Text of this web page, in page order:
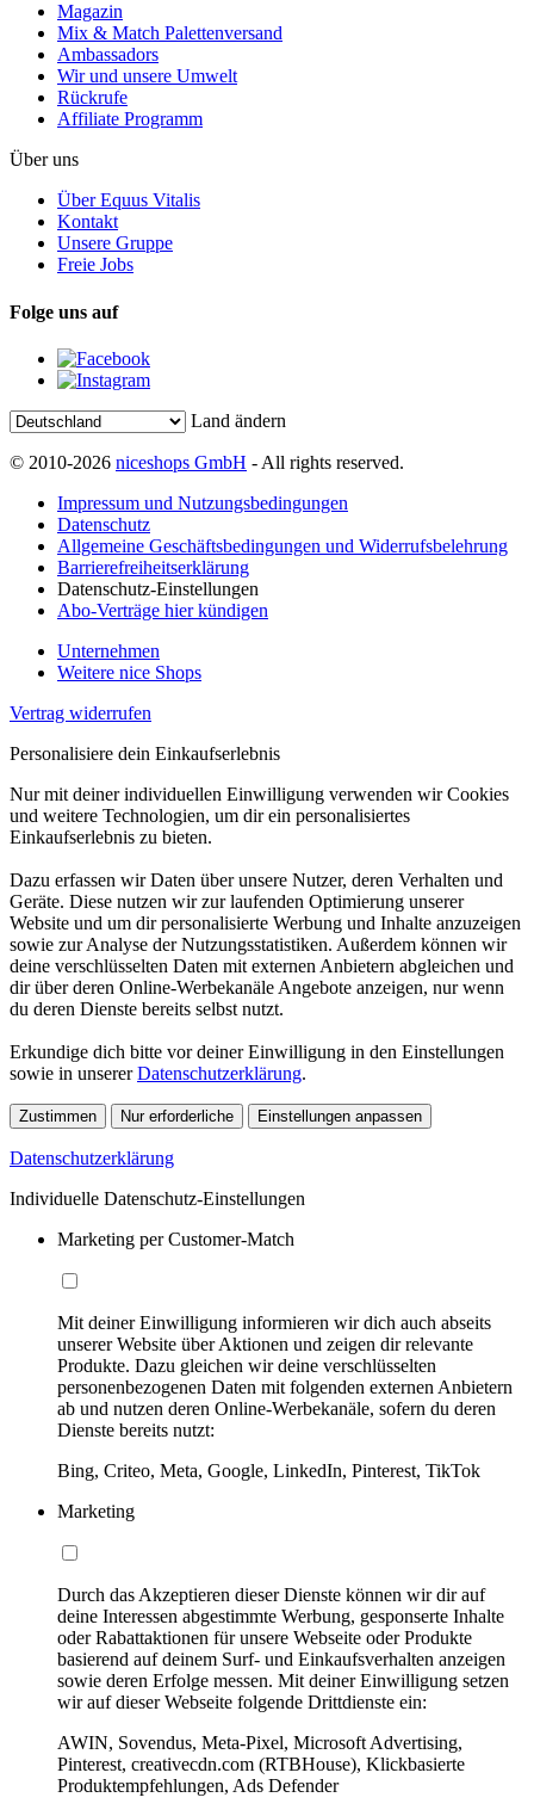
Magazin
Mix & Match Palettenversand
Ambassadors
Wir und unsere Umwelt
Rückrufe
Affiliate Programm
Über uns
Über Equus Vitalis
Kontakt
Unsere Gruppe
Freie Jobs
Folge uns auf
Land ändern
© 2010-2026 niceshops GmbH - All rights reserved.
Impressum und Nutzungsbedingungen
Datenschutz
Allgemeine Geschäftsbedingungen und Widerrufsbelehrung
Barrierefreiheitserklärung
Datenschutz-Einstellungen
Abo-Verträge hier kündigen
Unternehmen
Weitere nice Shops
Vertrag widerrufen
Personalisiere dein Einkaufserlebnis
Nur mit deiner individuellen Einwilligung verwenden wir Cookies
und weitere Technologien, um dir ein personalisiertes
Einkaufserlebnis zu bieten.
Dazu erfassen wir Daten über unsere Nutzer, deren Verhalten und
Geräte. Diese nutzen wir zur laufenden Optimierung unserer
Website und um dir personalisierte Werbung und Inhalte anzuzeigen
sowie zur Analyse der Nutzungsstatistiken. Außerdem können wir
deine verschlüsselten Daten mit externen Anbietern abgleichen und
dir über deren Online-Werbekanäle Angebote anzeigen, nur wenn
du deren Dienste bereits selbst nutzt.
Erkundige dich bitte vor deiner Einwilligung in den Einstellungen
sowie in unsererDatenschutzerklärung.
Zustimmen Nur erforderliche Einstellungen anpassen
Datenschutzerklärung
Individuelle Datenschutz-Einstellungen
Marketing per Customer-Match
Mit deiner Einwilligung informieren wir dich auch abseits
unserer Website über Aktionen und zeigen dir relevante
Produkte. Dazu gleichen wir deine verschlüsselten
personenbezogenen Daten mit folgenden externen Anbietern
ab und nutzen deren Online-Werbekanäle, sofern du deren
Dienste bereits nutzt:
Bing, Criteo, Meta, Google, LinkedIn, Pinterest, TikTok
Marketing
Durch das Akzeptieren dieser Dienste können wir dir auf
deine Interessen abgestimmte Werbung, gesponserte Inhalte
oder Rabattaktionen für unsere Webseite oder Produkte
basierend auf deinem Surf- und Einkaufsverhalten anzeigen
sowie deren Erfolge messen. Mit deiner Einwilligung setzen
wir auf dieser Webseite folgende Drittdienste ein:
AWIN, Sovendus, Meta-Pixel, Microsoft Advertising,
Pinterest, creativecdn.com (RTBHouse), Klickbasierte
Produktempfehlungen, Ads Defender